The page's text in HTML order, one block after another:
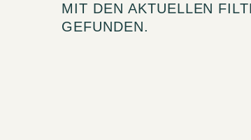
MIT DEN AKTUELLEN
GEFUNDEN.